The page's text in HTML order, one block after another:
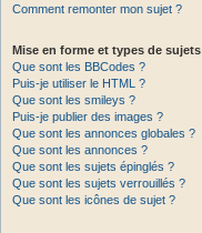
Comment remonter mon sujet ?
Mise en forme et types de sujets
Que sont les BBCodes ?
Puis-je utiliser le HTML ?
Que sont les smileys ?
Puis-je publier des images ?
Que sont les annonces globales ?
Que sont les annonces ?
Que sont les sujets épinglés ?
Que sont les sujets verrouillés ?
Que sont les icônes de sujet ?